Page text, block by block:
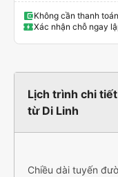
Không cần thanh
Xác nhận chỗ ngay
Lịch trình chi
từ Di Linh
Chiều dài tuyến